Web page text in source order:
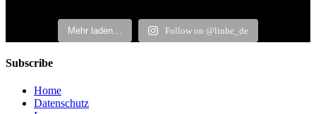
Mehr laden… Follow on @linhe_de
Subscribe
Home
Datenschutz